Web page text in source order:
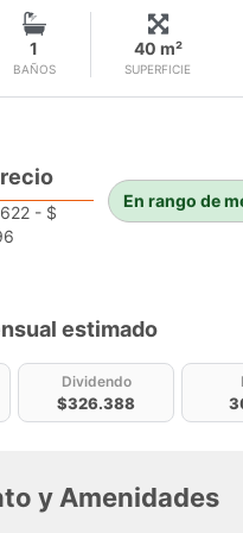
BAÑOS
1
SUPERFICIE
40 m²
- $
En rango de
estimado
Dividendo
$326.388
y Amenidades